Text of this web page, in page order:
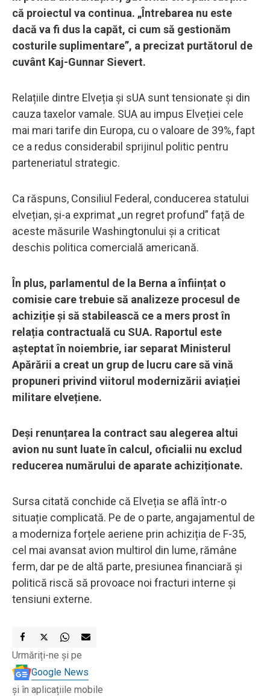
că proiectul va continua. „Întrebarea nu este
dacă va fi dus la capăt, ci cum să gestionăm
costurile suplimentare”, a precizat purtătorul de
cuvânt Kaj-Gunnar Sievert.
Relațiile dintre Elveția și sUA sunt tensionate și din
cauza taxelor vamale. SUA au impus Elveției cele
mai mari tarife din Europa, cu o valoare de 39%, fapt
ce a redus considerabil sprijinul politic pentru
parteneriatul strategic.
Ca răspuns, Consiliul Federal, conducerea statului
elvețian, și-a exprimat „un regret profund” față de
aceste măsurile Washingtonului și a criticat
deschis politica comercială americană.
În plus, parlamentul de la Berna a înființat o
comisie care trebuie să analizeze procesul de
achiziție și să stabilească ce a mers prost în
relația contractuală cu SUA. Raportul este
așteptat în noiembrie, iar separat Ministerul
Apărării a creat un grup de lucru care să vină
propuneri privind viitorul modernizării aviației
militare elvețiene.
Deși renunțarea la contract sau alegerea altui
avion nu sunt luate în calcul, oficialii nu exclud
reducerea numărului de aparate achiziționate.
Sursa citată conchide că Elveția se află într-o
situație complicată. Pe de o parte, angajamentul de
a moderniza forțele aeriene prin achiziția de F-35,
cel mai avansat avion multirol din lume, rămâne
ferm, dar pe de altă parte, presiunea financiară și
politică riscă să provoace noi fracturi interne și
tensiuni externe.
Urmăriți-ne și pe
Google News
și în aplicațiile mobile